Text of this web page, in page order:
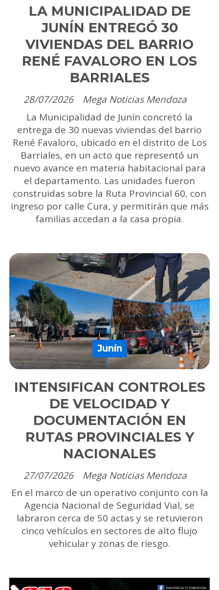
LA MUNICIPALIDAD DE
JUNÍN ENTREGÓ 30
VIVIENDAS DEL BARRIO
RENÉ FAVALORO EN LOS
BARRIALES
Mega Noticias Mendoza
28/07/2026
La Municipalidad de Junín concretó la
entrega de 30 nuevas viviendas del barrio
René Favaloro, ubicado en el distrito de Los
Barriales, en un acto que representó un
nuevo avance en materia habitacional para
el departamento. Las unidades fueron
construidas sobre la Ruta Provincial 60, con
ingreso por calle Cura, y permitirán que más
familias accedan a la casa propia.
INTENSIFICAN CONTROLES
DE VELOCIDAD Y
DOCUMENTACIÓN EN
RUTAS PROVINCIALES Y
NACIONALES
Mega Noticias Mendoza
Junín
27/07/2026
En el marco de un operativo conjunto con la
Agencia Nacional de Seguridad Vial, se
labraron cerca de 50 actas y se retuvieron
cinco vehículos en sectores de alto flujo
vehicular y zonas de riesgo.